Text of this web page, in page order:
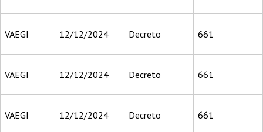
VAEGI 12/12/2024 Decreto 661
VAEGI 12/12/2024 Decreto 661
VAEGI 12/12/2024 Decreto 661